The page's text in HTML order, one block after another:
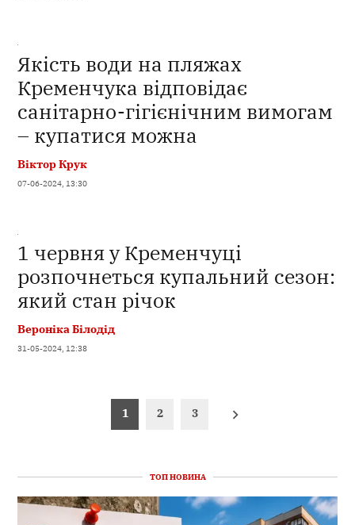
Якість води на пляжах
Кременчука відповідає
санітарно-гігієнічним вимогам
– купатися можна
Віктор Крук
07-06-2024, 13:30
1 червня у Кременчуці
розпочнеться купальний сезон:
який стан річок
Вероніка Білодід
31-05-2024, 12:38
1 2 3
ТОП НОВИНА